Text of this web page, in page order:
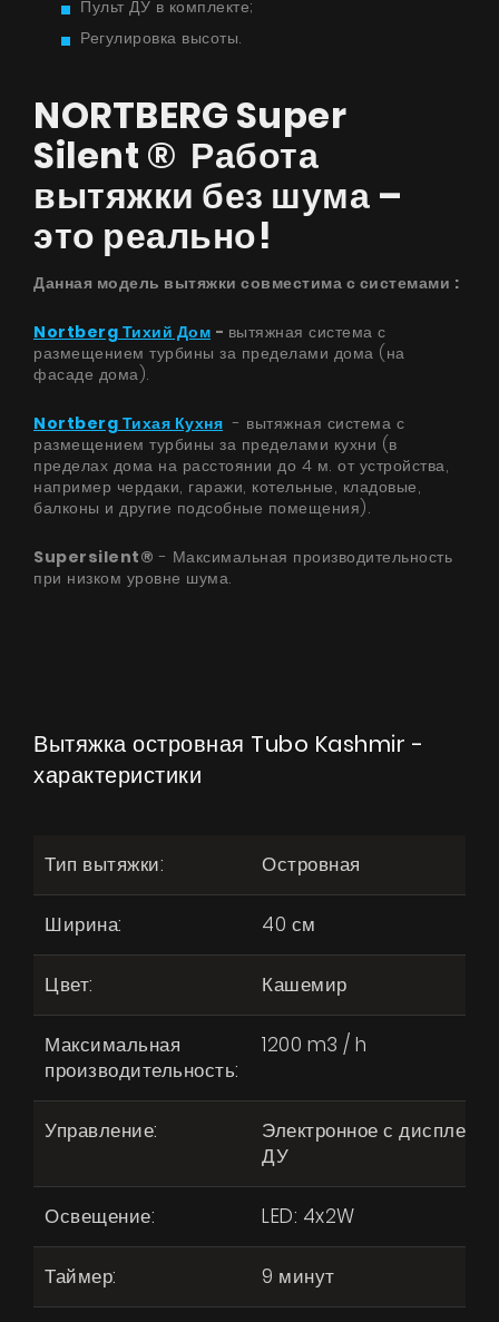
Продукты
Страница дизайнера
Техническая поддержка
Виртуальный салон
Где купить
Галерея
Акции
Контакты
UA| RU
Пульт ДУ в комплекте;
Регулировка высоты.
NORTBERG Super
Silent ® Работа
вытяжки без шума –
это реально!
Данная модель вытяжки совместима с системами ​:
Nortberg Тихий Дом - вытяжная система с
размещением турбины за пределами дома (на
фасаде дома).
Nortberg Тихая Кухня - вытяжная система с
размещением турбины за пределами кухни (в
пределах дома на расстоянии до 4 м. от устройства,
например чердаки, гаражи, котельные, кладовые,
балконы и другие подсобные помещения).
Supersilent® - Максимальная производительность
при низком уровне шума.
Вытяжка островная Tubo Kashmir -
характеристики
Тип вытяжки: Островная
Ширина: 40 см
Цвет: Кашемир
Максимальная
производительность:
1200 m3 / h
Управление:
Электронное с дисплеем,
ДУ
Освещение: LED: 4x2W
Таймер: 9 минут